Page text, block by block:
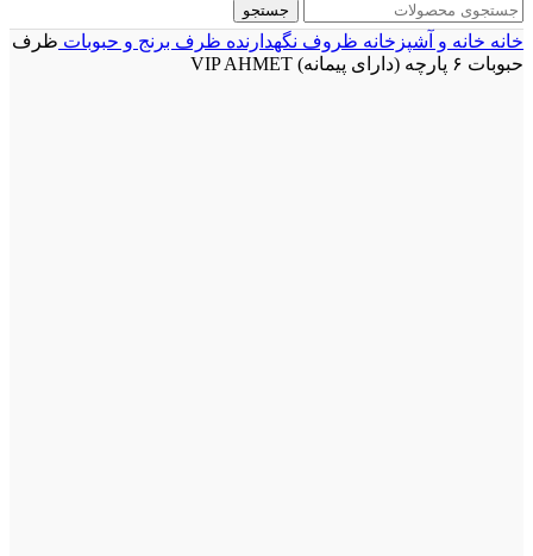
جستجو
خانه خانه و آشپزخانه ظروف نگهدارنده ظرف برنج و حبوبات ظرف
حبوبات ۶ پارچه (دارای پیمانه) VIP AHMET